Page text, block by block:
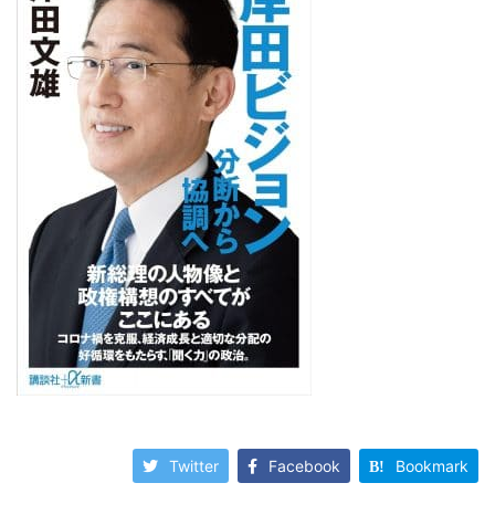
Twitter Facebook Bookmark